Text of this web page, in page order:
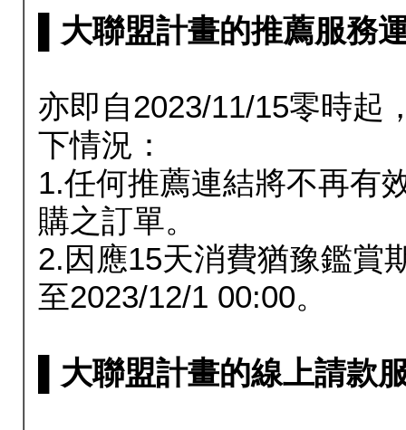
▌大聯盟計畫的推薦服務
亦即自2023/11/15零時起
下情況：
1.任何推薦連結將不再有
購之訂單。
2.因應15天消費猶豫鑑賞
至2023/12/1 00:00。
▌大聯盟計畫的線上請款